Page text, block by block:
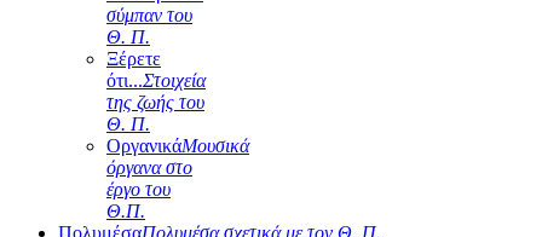
σύμπαν του
Θ. Π.
Ξέρετε
ότι...Στοιχεία
της ζωής του
Θ. Π.
ΟργανικάΜουσικά
όργανα στο
έργο του
Θ.Π.